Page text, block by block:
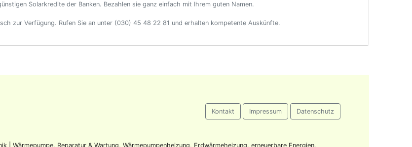
Solarkredite der Banken. Bezahlen sie ganz einfach mit Ihrem guten Namen.
zur Verfügung. Rufen Sie an unter (030) 45 48 22 81 und erhalten kompetente Auskünfte.
Kontakt Impressum Datenschutz
| Wärmepumpe, Reparatur & Wartung, Wärmepumpenheizung, Erdwärmeheizung, erneuerbare Energien,